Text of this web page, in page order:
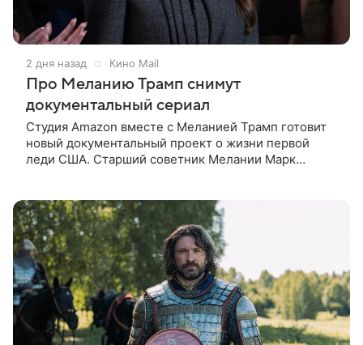
2 дня назад Кино Mail
Про Меланию Трамп снимут
документальный сериал
Студия Amazon вместе с Меланией Трамп готовит
новый документальный проект о жизни первой
леди США. Старший советник Мелании Марк